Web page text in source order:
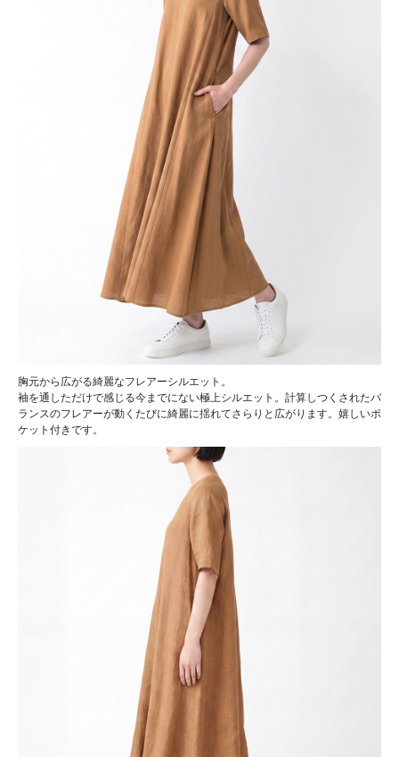
胸元から広がる綺麗なフレアーシルエット。
袖を通しただけで感じる今までにない極上シルエット。計算しつくされたバ
ランスのフレアーが動くたびに綺麗に揺れてさらりと広がります。嬉しいポ
ケット付きです。